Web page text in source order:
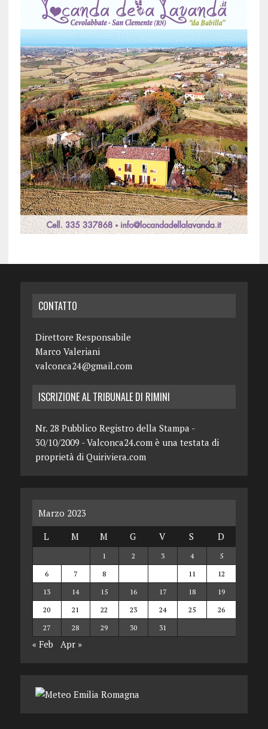
CONTATTO
Direttore Responsabile
Marco Valeriani
valconca24@gmail.com
ISCRIZIONE AL TRIBUNALE DI RIMINI
Nr. 28 Pubblico Registro della Stampa -
30/10/2009 - Valconca24.com è una testata di
proprietà di Quiriviera.com
Marzo 2023
L
M M G V S D
1 2 3 4
5
6
7 8 11
12
13
14 15 16 17 18
19
20
21 22 23 24 25
26
27
28 29 30 31
« Feb Apr »